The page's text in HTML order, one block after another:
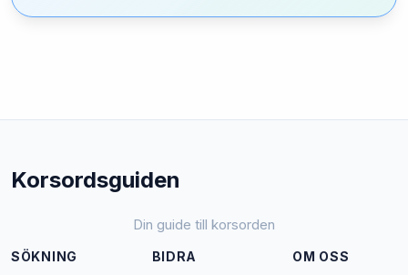
Korsordsguiden
Din guide till korsorden
SÖKNING BIDRA OM OSS